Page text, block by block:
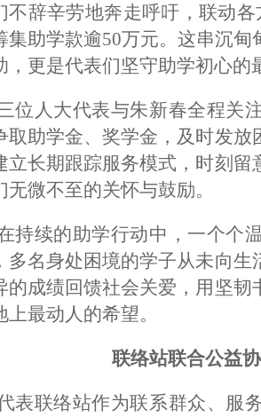
不辞辛劳地奔走呼吁，联动
集助学款逾50万元。这串沉
，更是代表们坚守助学初心的
位人大代表与朱新春全程关
取助学金、奖学金，及时发
立长期跟踪服务模式，时刻
无微不至的关怀与鼓励。
持续的助学行动中，一个个
多名身处困境的学子从未向
的成绩回馈社会关爱，用坚
上最动人的希望。
联络站联合公益
表联络站作为联系群众、服